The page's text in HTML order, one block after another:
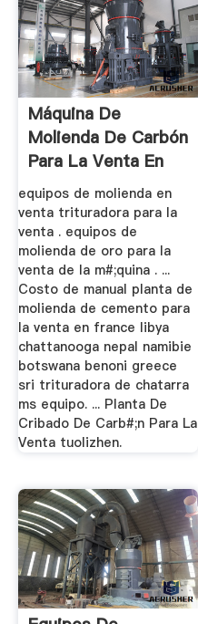
Máquina De
Molienda De Carbón
Para La Venta En
Australia
equipos de molienda en
venta trituradora para la
venta . equipos de
molienda de oro para la
venta de la m#;quina . ...
Costo de manual planta de
molienda de cemento para
la venta en france libya
chattanooga nepal namibie
botswana benoni greece
sri trituradora de chatarra
ms equipo. ... Planta De
Cribado De Carb#;n Para La
Venta tuolizhen.